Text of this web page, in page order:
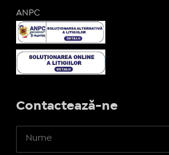
ANPC
Contactează-ne